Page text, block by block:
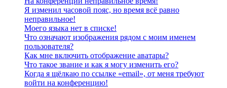
Я изменил часовой пояс, но время всё равно
неправильное!
Моего языка нет в списке!
Что означают изображения рядом с моим именем
пользователя?
Как мне включить отображение аватары?
Что такое звание и как я могу изменить его?
Когда я щёлкаю по ссылке «email», от меня требуют
войти на конференцию!